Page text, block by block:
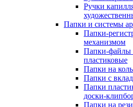
Ручки
Папки и системы
Папки-
механизмом
Папки-файлы
пластиковые
Папки на
Папки с
Папки
доски-
Папки на